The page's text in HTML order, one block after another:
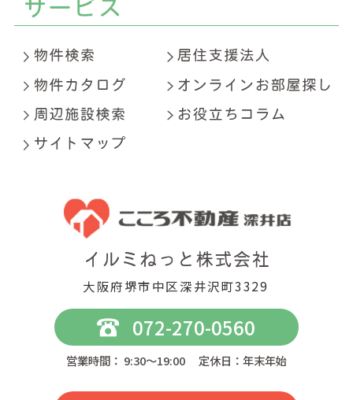
大阪府堺市中区深井沢町3329
072-270-0560
営業時間： 9:30～19:00 定休日：年末年始